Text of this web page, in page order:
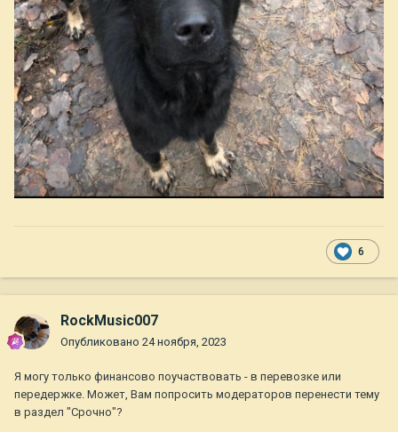
6
RockMusic007
Опубликовано 24 ноября, 2023
Я могу только финансово поучаствовать - в перевозке или
передержке. Может, Вам попросить модераторов перенести тему
в раздел "Срочно"?